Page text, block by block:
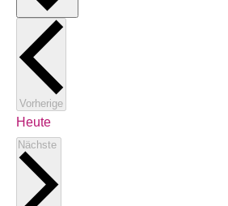
VorherigeVeranstaltungen
Heute
Nächste